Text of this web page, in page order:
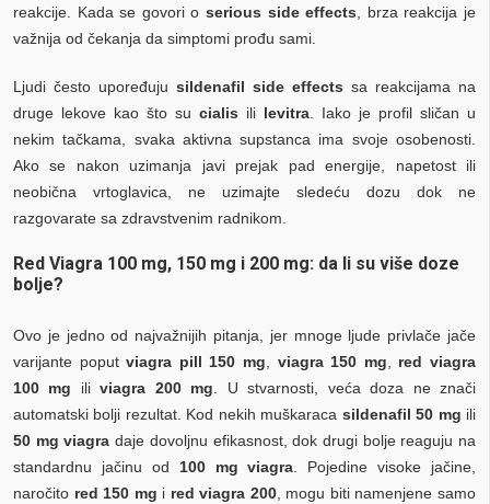
reakcije. Kada se govori o serious side effects , brza reakcija je
važnija od čekanja da simptomi prođu sami.
Ljudi često upoređuju sildenafil side effects sa reakcijama na
druge lekove kao što su cialis ili levitra . Iako je profil sličan u
nekim tačkama, svaka aktivna supstanca ima svoje osobenosti.
Ako se nakon uzimanja javi prejak pad energije, napetost ili
neobična vrtoglavica, ne uzimajte sledeću dozu dok ne
razgovarate sa zdravstvenim radnikom.
Red Viagra 100 mg, 150 mg i 200 mg: da li su više doze
bolje?
Ovo je jedno od najvažnijih pitanja, jer mnoge ljude privlače jače
varijante poputviagra pill 150 mg viagra 150 mg
red viagra
100 mg iliviagra 200 mg . U stvarnosti, veća doza ne znači
automatski bolji rezultat. Kod nekih muškaraca sildenafil 50 mg ili
50 mg viagra daje dovoljnu efikasnost, dok drugi bolje reaguju na
standardnu jačinu od 100 mg viagra . Pojedine visoke jačine,
naročito red 150 mg i red viagra 200, mogu biti namenjene samo